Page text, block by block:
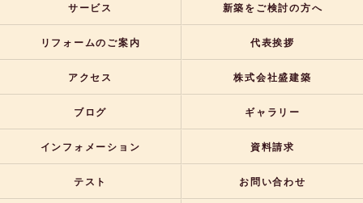
サービス 新築をご検討の方へ
リフォームのご案内 代表挨拶
アクセス 株式会社盛建築
ブログ ギャラリー
インフォメーション 資料請求
テスト お問い合わせ